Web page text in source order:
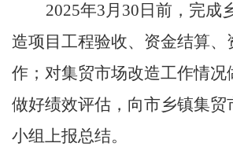
2025年3月 30 日前，完成
造项目工程验收、资金结算、
作；对集贸市场改造工作情况
做好绩效评估 ， 向市乡镇集贸
小组上报总结。